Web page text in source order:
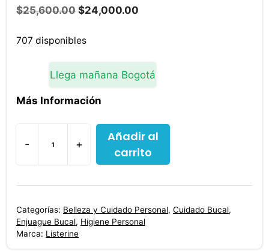
$25,600.00 El
original
$25,600.00.
$24,000.00
$24,000.00.
707 disponibles
Llega mañana Bogotá
Más Información
-
Listerine
Sandía
y
Frescura
+
Añadir al
carrito
Categorías: Belleza y Cuidado Personal, Cuidado Bucal,
Enjuague Bucal, Higiene Personal
Marca: Listerine